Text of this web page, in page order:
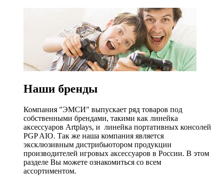
Наши бренды
Компания "ЭМСИ" выпускает ряд товаров под
собственными брендами, такими как линейка
аксессуаров Artplays, и линейка портативных консолей
PGP AIO. Так же наша компания является
эксклюзивным дистрибьютором продукции
производителей игровых аксессуаров в России. В этом
разделе Вы можете ознакомиться со всем
ассортиментом.